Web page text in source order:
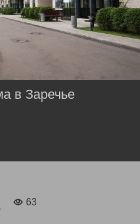
63
в Заречье